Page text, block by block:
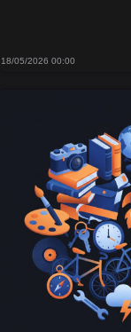
18/05/2026 00:00